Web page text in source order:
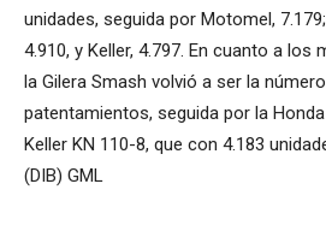
unidades, seguida por Motomel,
4.910, y Keller, 4.797. En cuanto a los
la Gilera Smash volvió a ser la
patentamientos, seguida por la
Keller KN 110-8, que con 4.183
(DIB) GML